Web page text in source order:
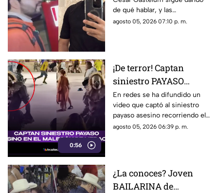
de qué hablar, y las
autoridades de seguridad ya
agosto 05, 2026 07:10 p. m.
0:56
¡De terror! Captan
siniestro PAYASO
ASESINO en el
MALECÓN de Veracruz
(+VIDEO)
En redes se ha difundido un
video que captó al siniestro
payaso asesino recorriendo el
malecón de la ciudad de
agosto 05, 2026 06:39 p. m.
¿La conoces? Joven
BAILARINA de